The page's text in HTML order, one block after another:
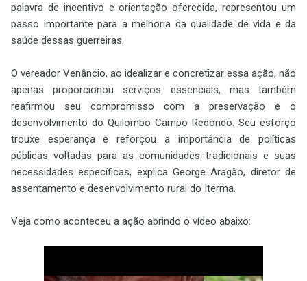
palavra de incentivo e orientação oferecida, representou um
passo importante para a melhoria da qualidade de vida e da
saúde dessas guerreiras.
O vereador Venâncio, ao idealizar e concretizar essa ação, não
apenas proporcionou serviços essenciais, mas também
reafirmou seu compromisso com a preservação e o
desenvolvimento do Quilombo Campo Redondo. Seu esforço
trouxe esperança e reforçou a importância de políticas
públicas voltadas para as comunidades tradicionais e suas
necessidades específicas, explica George Aragão, diretor de
assentamento e desenvolvimento rural do Iterma.
Veja como aconteceu a ação abrindo o vídeo abaixo: